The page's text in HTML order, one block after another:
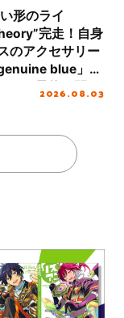
形のライ
完走！自身
のアクセサリー
blue」の
リー予約も開
2026.08.03